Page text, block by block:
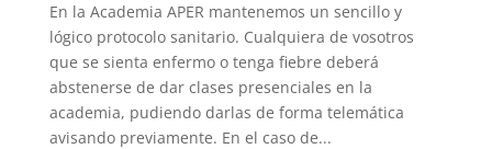
En la Academia APER mantenemos un sencillo y
lógico protocolo sanitario. Cualquiera de vosotros
que se sienta enfermo o tenga fiebre deberá
abstenerse de dar clases presenciales en la
academia, pudiendo darlas de forma telemática
avisando previamente. En el caso de...